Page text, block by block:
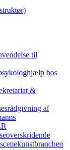
til
hos
&
af